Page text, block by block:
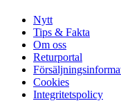
Nytt
Tips & Fakta
Om oss
Returportal
Cookies
Integritetspolicy